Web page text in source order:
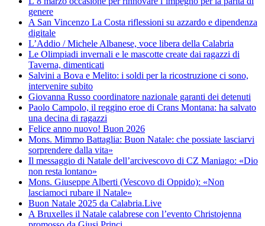
genere
A San Vincenzo La Costa riflessioni su azzardo e dipendenza
digitale
L’Addio / Michele Albanese, voce libera della Calabria
Le Olimpiadi invernali e le mascotte create dai ragazzi di
Taverna, dimenticati
Salvini a Bova e Melito: i soldi per la ricostruzione ci sono,
intervenire subito
Giovanna Russo coordinatore nazionale garanti dei detenuti
Paolo Campolo, il reggino eroe di Crans Montana: ha salvato
una decina di ragazzi
Felice anno nuovo! Buon 2026
Mons. Mimmo Battaglia: Buon Natale: che possiate lasciarvi
sorprendere dalla vita»
Il messaggio di Natale dell’arcivescovo di CZ Maniago: «Dio
non resta lontano»
Mons. Giuseppe Alberti (Vescovo di Oppido): «Non
lasciamoci rubare il Natale»
Buon Natale 2025 da Calabria.Live
A Bruxelles il Natale calabrese con l’evento Christojenna